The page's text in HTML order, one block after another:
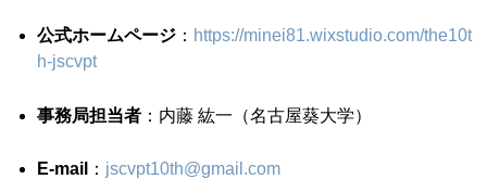
公式ホームページ ： https://minei81.wixstudio.com/the10t
h-jscvpt
事務局担当者 ：内藤 紘一（名古屋葵大学）
E-mail ： jscvpt10th@gmail.com